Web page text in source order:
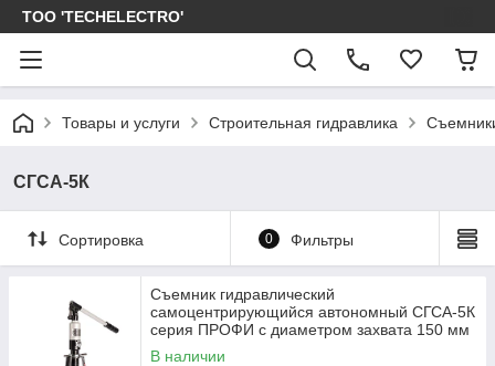
ТОО 'TECHELECTRO'
Товары и услуги Строительная гидравлика
СГСА-5К
Сортировка 0 Фильтры
Съемник гидравлический
самоцентрирующийся автономный СГСА-5К
серия ПРОФИ с диаметром захвата 150 мм
и глубиной
В наличии